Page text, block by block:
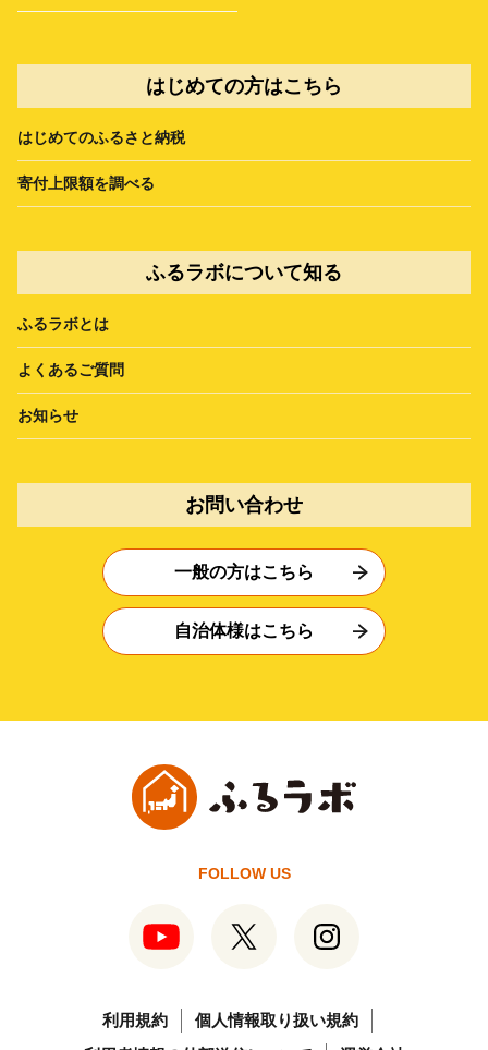
はじめての方はこちら
はじめてのふるさと納税
寄付上限額を調べる
ふるラボについて知る
ふるラボとは
よくあるご質問
お知らせ
お問い合わせ
一般の方はこちら
自治体様はこちら
FOLLOW US
利用規約
個人情報取り扱い規約